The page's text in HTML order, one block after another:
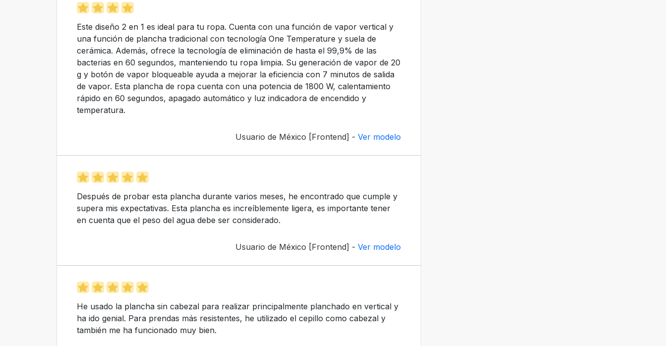
Este diseño 2 en 1 es ideal para tu ropa. Cuenta con una función de vapor vertical y
una función de plancha tradicional con tecnología One Temperature y suela de
cerámica. Además, ofrece la tecnología de eliminación de hasta el 99,9% de las
bacterias en 60 segundos, manteniendo tu ropa limpia. Su generación de vapor de 20
g y botón de vapor bloqueable ayuda a mejorar la eficiencia con 7 minutos de salida
de vapor. Esta plancha de ropa cuenta con una potencia de 1800 W, calentamiento
rápido en 60 segundos, apagado automático y luz indicadora de encendido y
temperatura.
Usuario de México [Frontend] - Ver modelo
Después de probar esta plancha durante varios meses, he encontrado que cumple y
supera mis expectativas. Esta plancha es increíblemente ligera, es importante tener
en cuenta que el peso del agua debe ser considerado.
Usuario de México [Frontend] - Ver modelo
He usado la plancha sin cabezal para realizar principalmente planchado en vertical y
ha ido genial. Para prendas más resistentes, he utilizado el cepillo como cabezal y
también me ha funcionado muy bien.